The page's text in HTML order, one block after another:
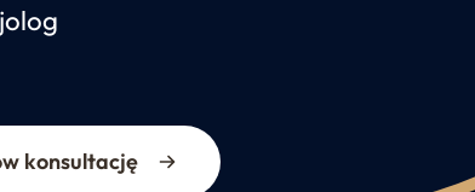
konsultację